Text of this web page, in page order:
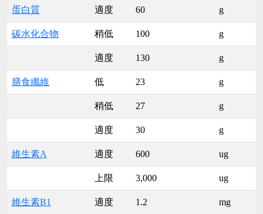
蛋白質 適度 60 g
碳水化合物 稍低 100 g
適度 130 g
膳食纖維 低 23 g
稍低 27 g
適度 30 g
維生素A 適度 600 ug
上限 3,000 ug
維生素B1 適度 1.2 mg